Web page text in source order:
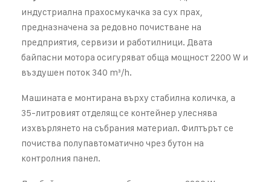
индустриална прахосмукачка за сух прах,
предназначена за редовно почистване на
предприятия, сервизи и работилници. Двата
байпасни мотора осигуряват обща мощност 2200 W и
въздушен поток 340 m³/h.
Машината е монтирана върху стабилна количка, а
35-литровият отделящ се контейнер улеснява
изхвърлянето на събрания материал. Филтърът се
почиства полупавтоматично чрез бутон на
контролния панел.